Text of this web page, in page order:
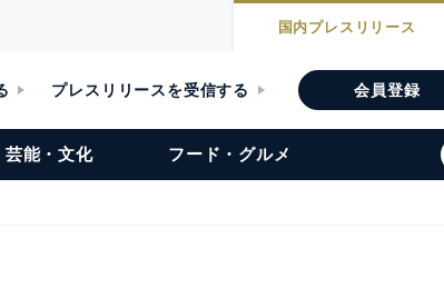
国内プレスリリース
プレスリリースを受信する 会員登録
芸能・文化 フード・グルメ